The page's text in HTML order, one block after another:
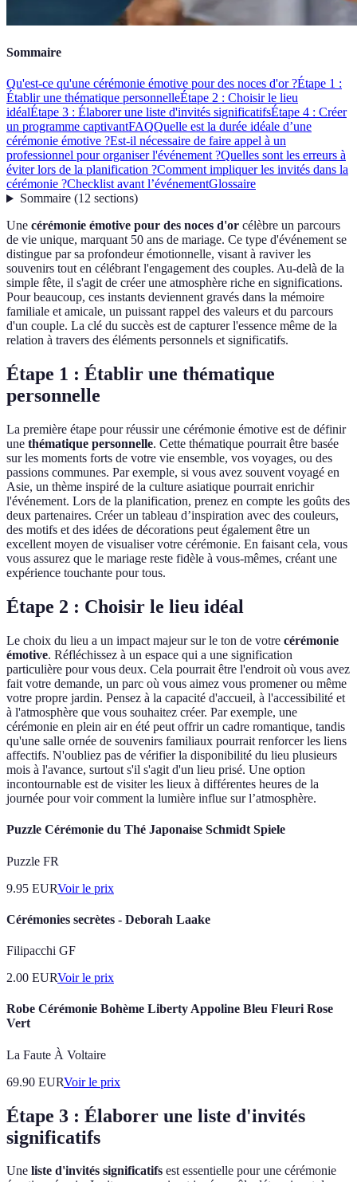
Sommaire
Qu'est-ce qu'une cérémonie émotive pour des noces d'or ?Étape 1 :
Établir une thématique personnelleÉtape 2 : Choisir le lieu
idéalÉtape 3 : Élaborer une liste d'invités significatifsÉtape 4 : Créer
un programme captivantFAQQuelle est la durée idéale d’une
cérémonie émotive ?Est-il nécessaire de faire appel à un
professionnel pour organiser l'événement ?Quelles sont les erreurs à
éviter lors de la planification ?Comment impliquer les invités dans la
cérémonie ?Checklist avant l’événementGlossaire
Sommaire(12 sections)
Une cérémonie émotive pour des noces d'or célèbre un parcours
de vie unique, marquant 50 ans de mariage. Ce type d'événement se
distingue par sa profondeur émotionnelle, visant à raviver les
souvenirs tout en célébrant l'engagement des couples. Au-delà de la
simple fête, il s'agit de créer une atmosphère riche en significations.
Pour beaucoup, ces instants deviennent gravés dans la mémoire
familiale et amicale, un puissant rappel des valeurs et du parcours
d'un couple. La clé du succès est de capturer l'essence même de la
relation à travers des éléments personnels et significatifs.
Étape 1 : Établir une thématique
personnelle
La première étape pour réussir une cérémonie émotive est de définir
une thématique personnelle. Cette thématique pourrait être basée
sur les moments forts de votre vie ensemble, vos voyages, ou des
passions communes. Par exemple, si vous avez souvent voyagé en
Asie, un thème inspiré de la culture asiatique pourrait enrichir
l'événement. Lors de la planification, prenez en compte les goûts des
deux partenaires. Créer un tableau d’inspiration avec des couleurs,
des motifs et des idées de décorations peut également être un
excellent moyen de visualiser votre cérémonie. En faisant cela, vous
vous assurez que le mariage reste fidèle à vous-mêmes, créant une
expérience touchante pour tous.
Étape 2 : Choisir le lieu idéal
Le choix du lieu a un impact majeur sur le ton de votre cérémonie
émotive. Réfléchissez à un espace qui a une signification
particulière pour vous deux. Cela pourrait être l'endroit où vous avez
fait votre demande, un parc où vous aimez vous promener ou même
votre propre jardin. Pensez à la capacité d'accueil, à l'accessibilité et
à l'atmosphère que vous souhaitez créer. Par exemple, une
cérémonie en plein air en été peut offrir un cadre romantique, tandis
qu'une salle ornée de souvenirs familiaux pourrait renforcer les liens
affectifs. N'oubliez pas de vérifier la disponibilité du lieu plusieurs
mois à l'avance, surtout s'il s'agit d'un lieu prisé. Une option
incontournable est de visiter les lieux à différentes heures de la
journée pour voir comment la lumière influe sur l’atmosphère.
Puzzle Cérémonie du Thé Japonaise Schmidt Spiele
Puzzle FR
9.95 EURVoir le prix
Cérémonies secrètes - Deborah Laake
Filipacchi GF
2.00 EURVoir le prix
Robe Cérémonie Bohème Liberty Appoline Bleu Fleuri Rose
Vert
La Faute À Voltaire
69.90 EURVoir le prix
Étape 3 : Élaborer une liste d'invités
significatifs
Une liste d'invités significatifs est essentielle pour une cérémonie